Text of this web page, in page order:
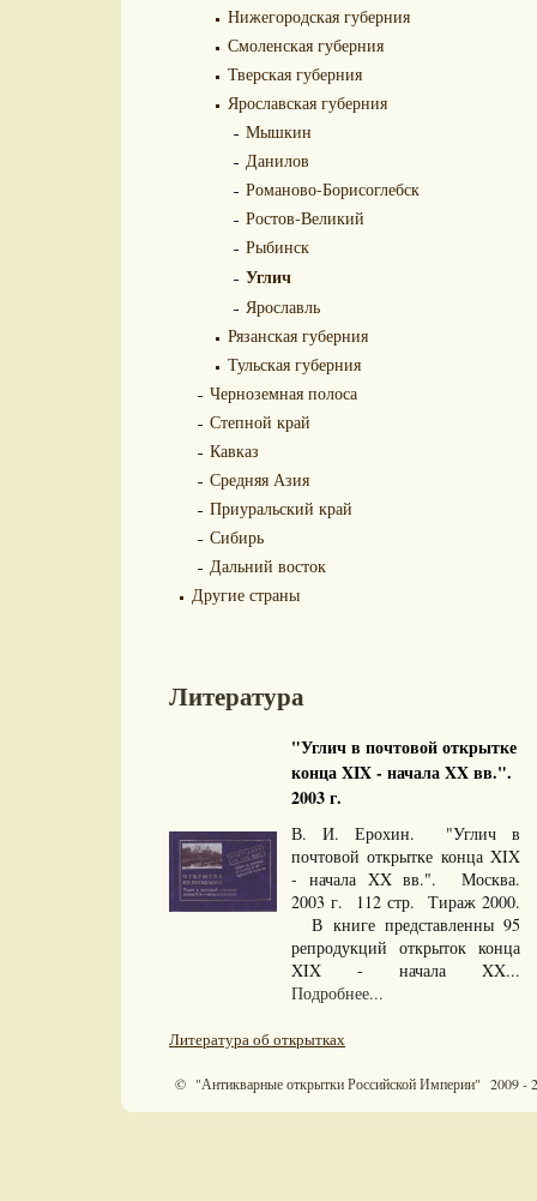
Нижегородская губерния
Смоленская губерния
Тверская губерния
Ярославская губерния
Мышкин
Данилов
Романово-Борисоглебск
Ростов-Великий
Рыбинск
Углич
Ярославль
Рязанская губерния
Тульская губерния
Черноземная полоса
Степной край
Кавказ
Средняя Азия
Приуральский край
Сибирь
Дальний восток
Другие страны
Литература
"Углич в почтовой открытке
конца XIX - начала XX вв.".
2003 г.
В. И. Ерохин. "Углич в
почтовой открытке конца XIX
- начала XX вв.". Москва.
2003 г. 112 стр. Тираж 2000.
В книге представленны 95
репродукций открыток конца
XIX - начала XX...
Подробнее...
Литература об открытках
© "Антикварные открытки Российской Империи" 2009 -